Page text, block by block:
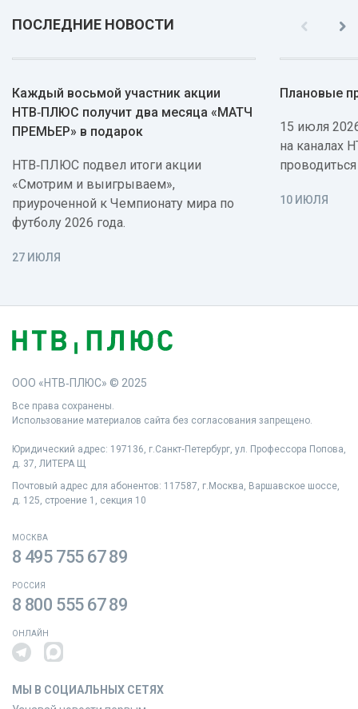
ПОСЛЕДНИЕ НОВОСТИ
Каждый восьмой участник акции
НТВ‑ПЛЮС получит два месяца «МАТЧ
ПРЕМЬЕР» в подарок
НТВ‑ПЛЮС подвел итоги акции
«Смотрим и выигрываем»,
приуроченной к Чемпионату мира по
футболу 2026 года.
27 ИЮЛЯ
Плановые
15 июля
на каналах
10 ИЮЛЯ
ООО «НТВ‑ПЛЮС» © 2025
Все права сохранены.
Использование материалов сайта без согласования запрещено.
Юридический адрес: 197136, г.Санкт‑Петербург, ул. Профессора Попова,
д. 37, ЛИТЕРА Щ
Почтовый адрес для абонентов: 117587, г.Москва, Варшавское шоссе,
д. 125, строение 1, секция 10
МОСКВА
8 495 755 67 89
РОССИЯ
8 800 555 67 89
ОНЛАЙН
МЫ В СОЦИАЛЬНЫХ СЕТЯХ